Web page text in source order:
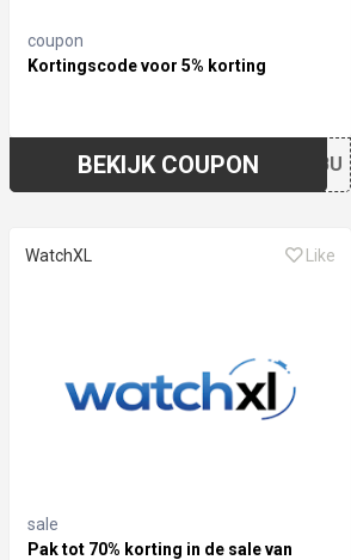
coupon
Kortingscode voor 5% korting
4BPBU
BEKIJK COUPON
WatchXL Like
sale
Pak tot 70% korting in de sale van